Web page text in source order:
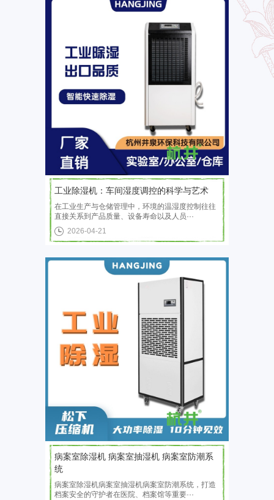
工业除湿机：车间湿度调控的科学与艺术
在工业生产与仓储管理中，环境的温湿度控制往往
直接关系到产品质量、设备寿命以及人员···
2026-04-21
病案室除湿机 病案室抽湿机 病案室防潮系
统
病案室除湿机病案室抽湿机病案室防潮系统，打造
档案安全的守护者在医院、档案馆等重要···